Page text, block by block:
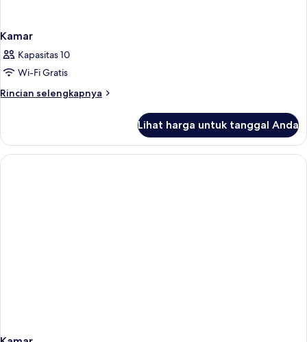
Kamar
Kapasitas 10
Wi-Fi Gratis
Rincian selengkapnya
Rincian
Kamar
Lihat harga untuk tanggal Anda